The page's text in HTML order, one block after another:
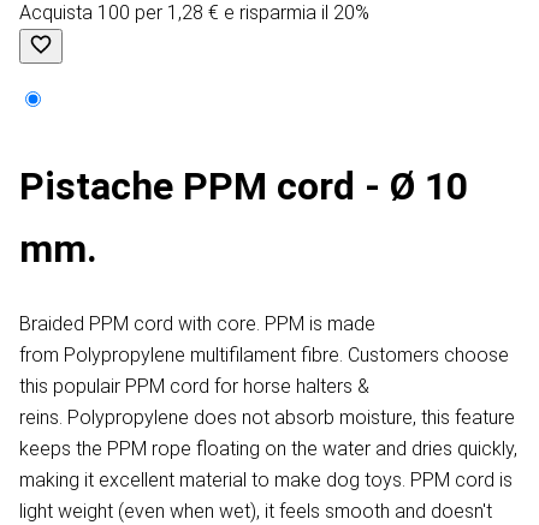
Acquista 100 per 1,28 € e risparmia il 20%
Pistache PPM cord - Ø 10
mm.
Braided PPM cord with core. PPM is made
from Polypropylene multifilament fibre. Customers choose
this populair PPM cord for horse halters &
reins. Polypropylene does not absorb moisture, this feature
keeps the PPM rope floating on the water and dries quickly,
making it excellent material to make dog toys. PPM cord is
light weight (even when wet), it feels smooth and doesn't